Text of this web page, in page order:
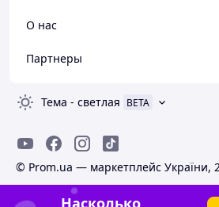
О нас
Партнеры
Тема - светлая BETA
© Prom.ua — маркетплейс України,
Насколько